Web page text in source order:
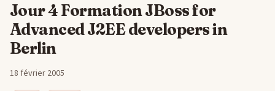
Jour 4 Formation JBoss for
Advanced J2EE developers in
Berlin
18 février 2005